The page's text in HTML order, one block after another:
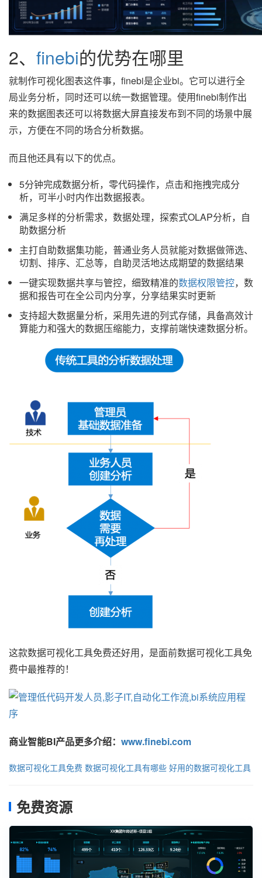
2、 finebi的优势在哪里
就制作可视化图表这件事，finebi是企业bi。它可以进行全
局业务分析，同时还可以统一数据管理。使用finebi制作出
来的数据图表还可以将数据大屏直接发布到不同的场景中展
示，方便在不同的场合分析数据。
而且他还具有以下的优点。
5分钟完成数据分析，零代码操作，点击和拖拽完成分
析，可半小时内作出数据报表。
满足多样的分析需求，数据处理，探索式OLAP分析，自
助数据分析
主打自助数据集功能，普通业务人员就能对数据做筛选、
切割、排序、汇总等，自助灵活地达成期望的数据结果
一键实现数据共享与管控，细致精准的数据权限管控，数
据和报告可在全公司内分享，分享结果实时更新
支持超大数据量分析，采用先进的列式存储，具备高效计
算能力和强大的数据压缩能力，支撑前端快速数据分析。
这款数据可视化工具免费还好用，是面前数据可视化工具免
费中最推荐的！
商业智能BI产品更多介绍： www.finebi.com
数据可视化工具免费 数据可视化工具有哪些 好用的数据可视化工具
免费资源